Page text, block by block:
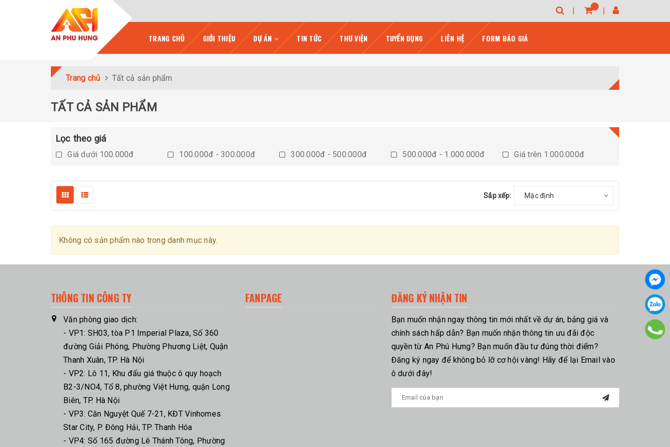
TRANG CHỦ GIỚI THIỆU DỰ ÁN TIN TỨC THƯ VIỆN TUYỂN DỤNG LIÊN HỆ FORM BÁO GIÁ
Trang chủ Tất cả sản phẩm
TẤT CẢ SẢN PHẨM
Lọc theo giá
Giá dưới 100.000đ 100.000đ - 300.000đ 300.000đ - 500.000đ 500.000đ - 1.000.000đ Giá trên 1.000.000đ
Sắp xếp: Mặc định
Không có sản phẩm nào trong danh mục này.
THÔNG TIN CÔNG TY
Văn phòng giao dịch:
- VP1: SH03, tòa P1 Imperial Plaza, Số 360
đường Giải Phóng, Phường Phương Liệt, Quận
Thanh Xuân, TP. Hà Nội
- VP2: Lô 11, Khu đấu giá thuộc ô quy hoạch
B2-3/NO4, Tổ 8, phường Việt Hưng, quận Long
Biên, TP. Hà Nội
- VP3: Căn Nguyệt Quế 7-21, KĐT Vinhomes
Star City, P. Đông Hải, TP. Thanh Hóa
- VP4: Số 165 đường Lê Thánh Tông, Phường
FANPAGE ĐĂNG KÝ NHẬN TIN
Bạn muốn nhận ngay thông tin mới nhất về dự án, bảng giá và
chính sách hấp dẫn? Bạn muốn nhận thông tin ưu đãi độc
quyền từ An Phú Hưng? Bạn muốn đầu tư đúng thời điểm?
Đăng ký ngay để không bỏ lỡ cơ hội vàng! Hãy để lại Email vào
ô dưới đây!